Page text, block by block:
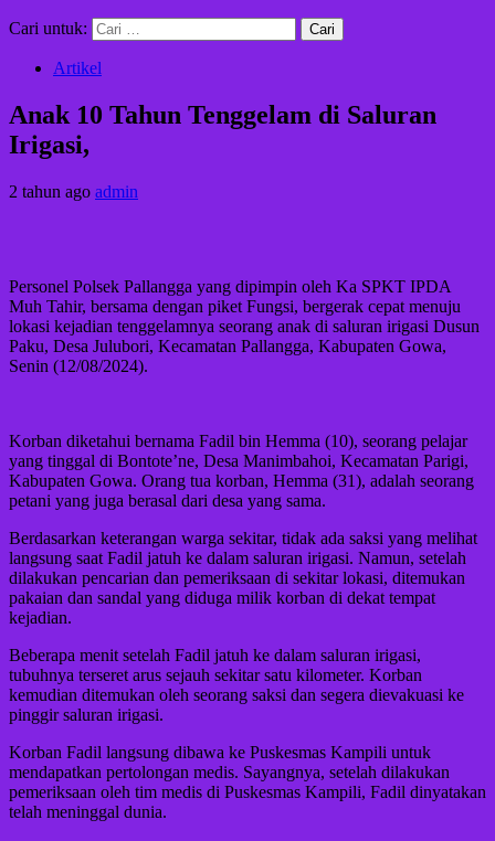
Cari untuk:
Artikel
Anak 10 Tahun Tenggelam di Saluran
Irigasi,
2 tahun ago admin
Personel Polsek Pallangga yang dipimpin oleh Ka SPKT IPDA
Muh Tahir, bersama dengan piket Fungsi, bergerak cepat menuju
lokasi kejadian tenggelamnya seorang anak di saluran irigasi Dusun
Paku, Desa Julubori, Kecamatan Pallangga, Kabupaten Gowa,
Senin (12/08/2024).
Korban diketahui bernama Fadil bin Hemma (10), seorang pelajar
yang tinggal di Bontote’ne, Desa Manimbahoi, Kecamatan Parigi,
Kabupaten Gowa. Orang tua korban, Hemma (31), adalah seorang
petani yang juga berasal dari desa yang sama.
Berdasarkan keterangan warga sekitar, tidak ada saksi yang melihat
langsung saat Fadil jatuh ke dalam saluran irigasi. Namun, setelah
dilakukan pencarian dan pemeriksaan di sekitar lokasi, ditemukan
pakaian dan sandal yang diduga milik korban di dekat tempat
kejadian.
Beberapa menit setelah Fadil jatuh ke dalam saluran irigasi,
tubuhnya terseret arus sejauh sekitar satu kilometer. Korban
kemudian ditemukan oleh seorang saksi dan segera dievakuasi ke
pinggir saluran irigasi.
Korban Fadil langsung dibawa ke Puskesmas Kampili untuk
mendapatkan pertolongan medis. Sayangnya, setelah dilakukan
pemeriksaan oleh tim medis di Puskesmas Kampili, Fadil dinyatakan
telah meninggal dunia.